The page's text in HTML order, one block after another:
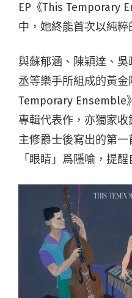
EP《This Temporary
中，她終能首次以純粹
與蘇郁涵、陳穎達、
丞等樂手所組成的黃
Temporary Ensemble
專輯代表作，亦獨家
主修爵士後寫出的第
「眼睛」爲隱喻，提